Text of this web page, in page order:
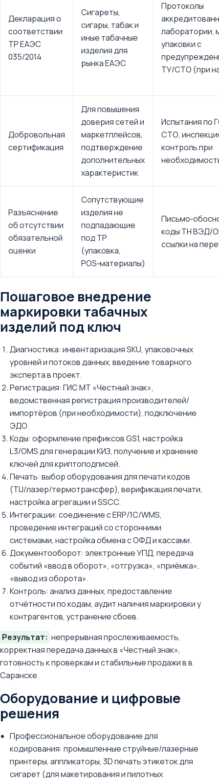
Декларация о
соответствии
ТР ЕАЭС
035/2014
Сигареты,
сигары, табак и
иные табачные
изделия для
рынка ЕАЭС
Протоколы
лаборатории,
упаковки с
ТУ/СТО (при
Добровольная
сертификация
Для повышения
доверия сетей и
маркетплейсов,
подтверждение
дополнительных
характеристик
Испытания по
СТО,
контроль при
Разъяснение
об отсутствии
обязательной
оценки
Сопутствующие
изделия не
подпадающие
под ТР
(упаковка,
POS‑материалы)
коды ТН ВЭД/
ссылки на
Пошаговое внедрение
маркировки табачных
изделий под ключ
Диагностика: инвентаризация SKU, упаковочных
уровней и потоков данных, введение товарного
эксперта в проект.
Регистрация: ГИС МТ «Честный знак»,
ведомственная регистрация производителей/
импортёров (при необходимости), подключение
ЭДО.
Коды: оформление префиксов GS1, настройка
L3/OMS для генерации КИЗ, получение и хранение
ключей для криптоподписей.
Печать: выбор оборудования для печати кодов
(TIJ/лазер/термотрансфер), верификация печати,
настройка агрегации и SSCC.
Интеграции: соединение с ERP/1С/WMS,
проведение интеграций со сторонними
системами, настройка обмена с ОФД и кассами.
Документооборот: электронные УПД, передача
событий «ввод в оборот», «отгрузка», «приёмка»,
«вывод из оборота».
Контроль: анализ данных, предоставление
отчётности по кодам, аудит наличия маркировки у
контрагентов, устранение сбоев.
Результат: непрерывная прослеживаемость,
корректная передача данных в «Честный знак»,
готовность к проверкам и стабильные продажи в в
Саранске.
Оборудование и цифровые
решения
Профессиональное оборудование для
кодирования: промышленные струйные/лазерные
принтеры, аппликаторы, 3D печать этикеток для
сигарет (для макетирования и пилотных